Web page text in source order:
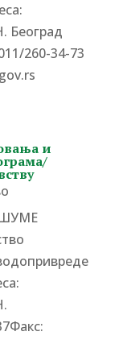
Београд
260-34-73
и
ШУМЕ